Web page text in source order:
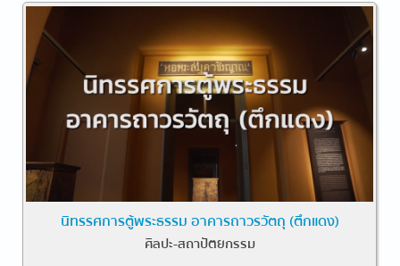
นิทรรศการตู้พระธรรม อาคารถาวรวัตถุ (ตึกแดง)
ศิลปะ-สถาปัตยกรรม